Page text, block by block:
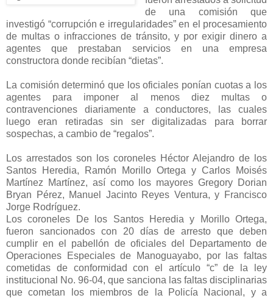
de una comisión que
investigó “corrupción e irregularidades” en el procesamiento
de multas o infracciones de tránsito, y por exigir dinero a
agentes que prestaban servicios en una empresa
constructora donde recibían “dietas”.
La comisión determinó que los oficiales ponían cuotas a los
agentes para imponer al menos diez multas o
contravenciones diariamente a conductores, las cuales
luego eran retiradas sin ser digitalizadas para borrar
sospechas, a cambio de “regalos”.
Los arrestados son los coroneles Héctor Alejandro de los
Santos Heredia, Ramón Morillo Ortega y Carlos Moisés
Martínez Martínez, así como los mayores Gregory Dorian
Bryan Pérez, Manuel Jacinto Reyes Ventura, y Francisco
Jorge Rodríguez.
Los coroneles De los Santos Heredia y Morillo Ortega,
fueron sancionados con 20 días de arresto que deben
cumplir en el pabellón de oficiales del Departamento de
Operaciones Especiales de Manoguayabo, por las faltas
cometidas de conformidad con el artículo “c” de la ley
institucional No. 96-04, que sanciona las faltas disciplinarias
que cometan los miembros de la Policía Nacional, y a